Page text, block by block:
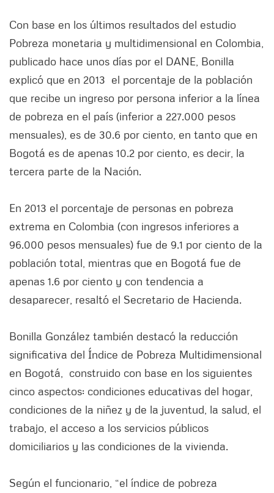
Con base en los últimos resultados del estudio
Pobreza monetaria y multidimensional en Colombia,
publicado hace unos días por el DANE, Bonilla
explicó que en 2013 el porcentaje de la población
que recibe un ingreso por persona inferior a la línea
de pobreza en el país (inferior a 227.000 pesos
mensuales), es de 30.6 por ciento, en tanto que en
Bogotá es de apenas 10.2 por ciento, es decir, la
tercera parte de la Nación.
En 2013 el porcentaje de personas en pobreza
extrema en Colombia (con ingresos inferiores a
96.000 pesos mensuales) fue de 9.1 por ciento de la
población total, mientras que en Bogotá fue de
apenas 1.6 por ciento y con tendencia a
desaparecer, resaltó el Secretario de Hacienda.
Bonilla González también destacó la reducción
significativa del Índice de Pobreza Multidimensional
en Bogotá, construido con base en los siguientes
cinco aspectos: condiciones educativas del hogar,
condiciones de la niñez y de la juventud, la salud, el
trabajo, el acceso a los servicios públicos
domiciliarios y las condiciones de la vivienda.
Según el funcionario, “el índice de pobreza